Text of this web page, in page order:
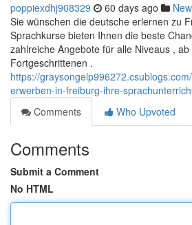
poppiexdhj908329 60 days ago
Sie wünschen die deutsche erlernen zu
Sprachkurse bieten Ihnen die beste
zahlreiche Angebote für alle Niveaus ,
Fortgeschrittenen .
https://
erwerben-in-freiburg-ihre-
Comments
Who Upvoted
Comments
Submit a Comment
No HTML